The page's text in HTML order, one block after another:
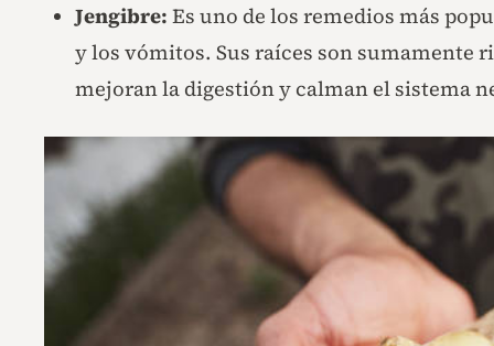
Jengibre: Es uno de los remedios más
y los vómitos. Sus raíces son sumamente
mejoran la digestión y calman el sistema